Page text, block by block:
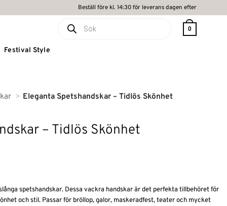
Beställ före kl. 14:30 för leverans dagen efter
0
Festival Style
Eleganta Spetshandskar – Tidlös Skönhet
– Tidlös Skönhet
spetshandskar. Dessa vackra handskar är det perfekta tillbehöret för
och stil. Passar för bröllop, galor, maskeradfest, teater och mycket